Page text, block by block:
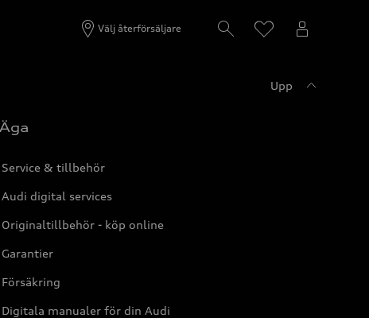
Välj återförsäljare
Upp
Äga
Service & tillbehör
Audi digital services
Originaltillbehör - köp online
Garantier
Försäkring
Digitala manualer för din Audi